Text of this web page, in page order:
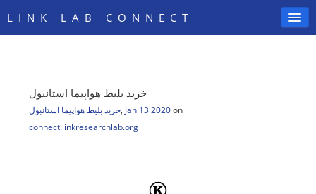
LINK LAB CONNECT
SIGN IN
خرید بلیط هواپیما استانبول
خرید بلیط هواپیما استانبول, Jan 13 2020 on
connect.linkresearchlab.org